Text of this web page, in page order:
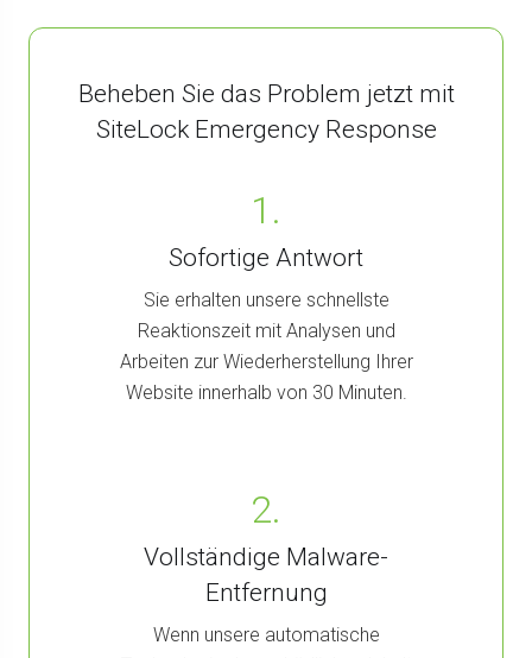
Beheben Sie das Problem jetzt mit
SiteLock Emergency Response
1.
Sofortige Antwort
Sie erhalten unsere schnellste
Reaktionszeit mit Analysen und
Arbeiten zur Wiederherstellung Ihrer
Website innerhalb von 30 Minuten.
2.
Vollständige Malware-
Entfernung
Wenn unsere automatische